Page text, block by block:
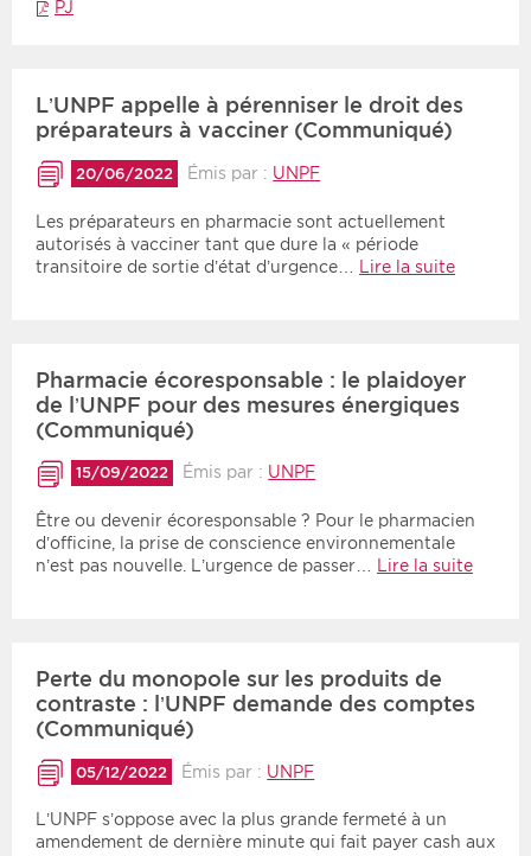
PJ
L’UNPF appelle à pérenniser le droit des
préparateurs à vacciner (Communiqué)
20/06/2022 Émis par : UNPF
Les préparateurs en pharmacie sont actuellement
autorisés à vacciner tant que dure la « période
transitoire de sortie d’état d’urgence…
Lire la suite
Pharmacie écoresponsable : le plaidoyer
de l’UNPF pour des mesures énergiques
(Communiqué)
15/09/2022 Émis par : UNPF
Être ou devenir écoresponsable ? Pour le pharmacien
d’officine, la prise de conscience environnementale
n’est pas nouvelle. L’urgence de passer…
Lire la suite
Perte du monopole sur les produits de
contraste : l’UNPF demande des comptes
(Communiqué)
05/12/2022 Émis par : UNPF
L’UNPF s’oppose avec la plus grande fermeté à un
amendement de dernière minute qui fait payer cash aux